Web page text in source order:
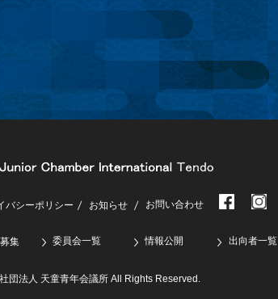
バシーポリシー お知らせ お問い合わせ
集 委員会一覧 情報公開 出向者一覧
団法人 天童青年会議所 All Rights Reserved.